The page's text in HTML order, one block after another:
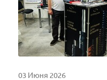
03 Июня 2026